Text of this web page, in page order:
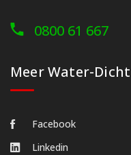
0800 61 667
Meer Water-Dicht
Facebook
Linkedin